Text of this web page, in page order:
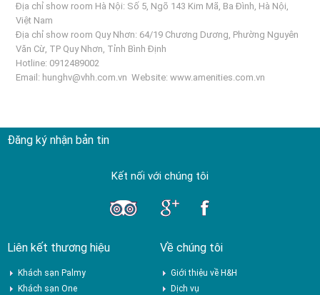
Địa chỉ show room Hà Nội: Số 5, Ngõ 143 Kim Mã, Ba Đình, Hà Nội,
Việt Nam
Địa chỉ show room Quy Nhơn: 64/19 Chương Dương, Phường Nguyên
Văn Cừ, TP Quy Nhơn, Tỉnh Bình Định
Hotline: 0912489002
Email: hunghv@vhh.com.vn Website:www.amenities.com.vn
Đăng ký nhận bản tin
Kết nối với chúng tôi
Liên kết thương hiệu
Khách sạn Palmy
Khách sạn One
Về chúng tôi
Giới thiệu về H&H
Dịch vụ